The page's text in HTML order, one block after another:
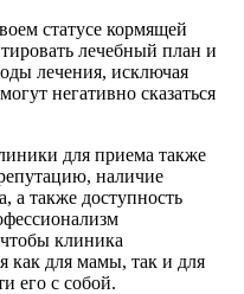
статусе кормящей
лечебный план и
лечения, исключая
негативно сказаться
для приема также
наличие
а также доступность
клиника
как для мамы, так и для
его с собой.